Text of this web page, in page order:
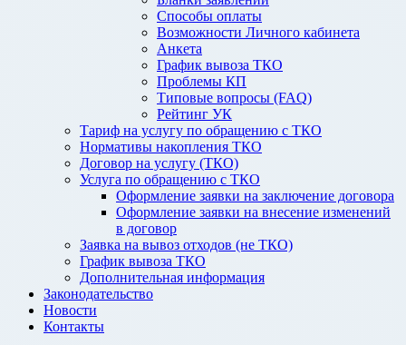
Способы оплаты
Возможности Личного кабинета
Анкета
График вывоза ТКО
Проблемы КП
Типовые вопросы (FAQ)
Рейтинг УК
Тариф на услугу по обращению с ТКО
Нормативы накопления ТКО
Договор на услугу (ТКО)
Услуга по обращению с ТКО
Оформление заявки на заключение договора
Оформление заявки на внесение изменений
в договор
Заявка на вывоз отходов (не ТКО)
График вывоза ТКО
Дополнительная информация
Законодательство
Новости
Контакты